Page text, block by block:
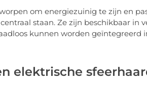
om energiezuinig te zijn en
staan. Ze zijn beschikbaar in
kunnen worden geïntegreerd
elektrische